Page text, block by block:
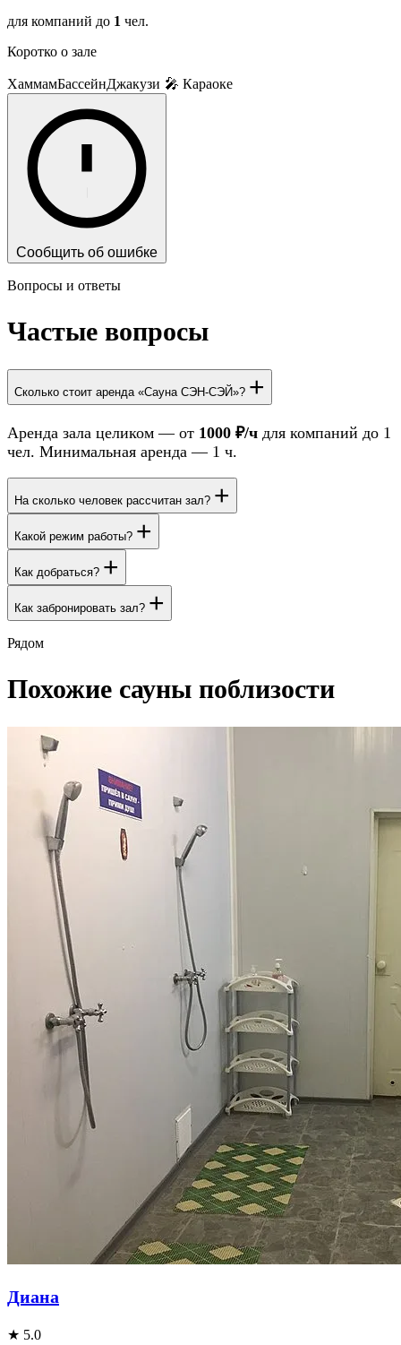
для компаний до 1 чел.
Коротко о зале
ХаммамБассейнДжакузи 🎤 Караоке
Сообщить об ошибке
Вопросы и ответы
Частые вопросы
Сколько стоит аренда «Сауна СЭН-СЭЙ»? +
Аренда зала целиком — от 1000 ₽/ч для компаний до 1
чел. Минимальная аренда — 1 ч.
На сколько человек рассчитан зал? +
Какой режим работы? +
Как добраться? +
Как забронировать зал? +
Рядом
Похожие сауны поблизости
Диана
★ 5.0